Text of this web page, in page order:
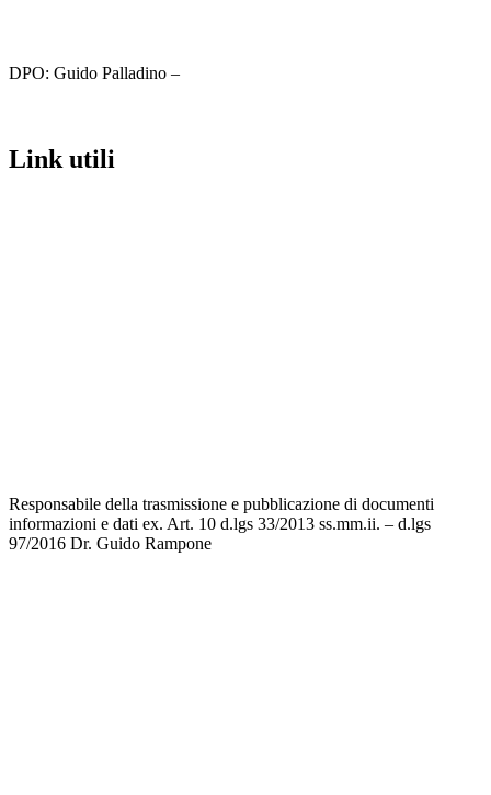
DPO: Guido Palladino –
link utili
Responsabile della trasmissione e pubblicazione di documenti
informazioni e dati ex. Art. 10 d.lgs 33/2013 ss.mm.ii. – d.lgs
97/2016 Dr. Guido Rampone